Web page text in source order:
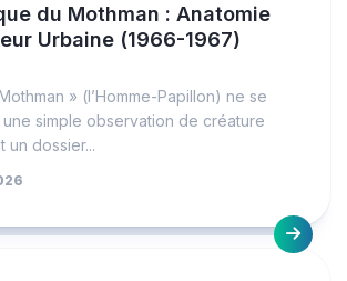
du Mothman : Anatomie
Urbaine (1966-1967)
» (l’Homme-Papillon) ne se
une simple observation de créature
un dossier...